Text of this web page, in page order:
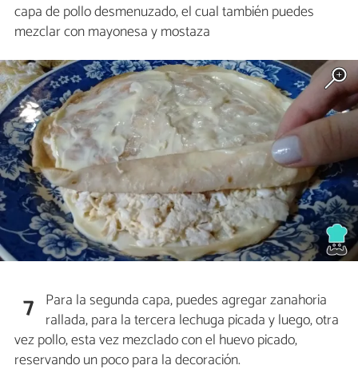
capa de pollo desmenuzado, el cual también puedes
mezclar con mayonesa y mostaza
7 Para la segunda capa, puedes agregar zanahoria
rallada, para la tercera lechuga picada y luego, otra
vez pollo, esta vez mezclado con el huevo picado,
reservando un poco para la decoración.